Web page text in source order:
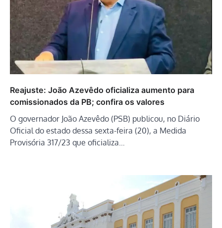
Reajuste: João Azevêdo oficializa aumento para
comissionados da PB; confira os valores
O governador João Azevêdo (PSB) publicou, no Diário
Oficial do estado dessa sexta-feira (20), a Medida
Provisória 317/23 que oficializa…